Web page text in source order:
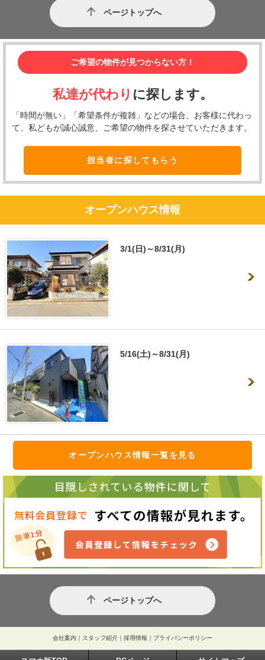
ページトップへ
ご希望の物件が見つからない方！
私達が代わり に探します。
「時間が無い」「希望条件が複雑」などの場合、お客様に代わっ
て、私どもが誠心誠意、ご希望の物件を探させていただきます。
担当者に探してもらう
オープンハウス情報
3/1(日)～8/31(月)
5/16(土)～8/31(月)
オープンハウス情報一覧を見る
ページトップへ
会社案内 スタッフ紹介 採用情報 プライバシーポリシー